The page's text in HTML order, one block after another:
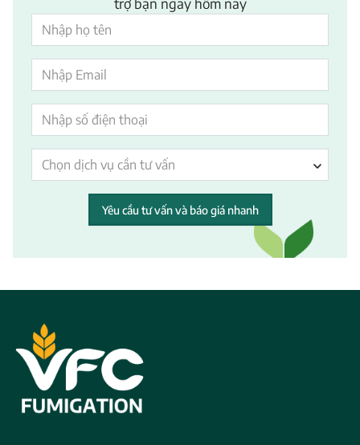
Chọn dịch vụ cần tư vấn
Yêu cầu tư vấn và báo giá nhanh